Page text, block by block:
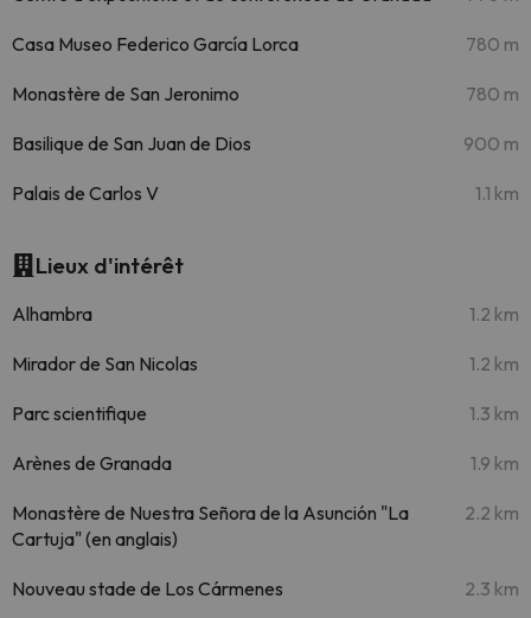
Casa Museo Federico García Lorca 780 m
Monastère de San Jeronimo 780 m
Basilique de San Juan de Dios 900 m
Palais de Carlos V 1.1 km
Lieux d'intérêt
Alhambra 1.2 km
Mirador de San Nicolas 1.2 km
Parc scientifique 1.3 km
Arènes de Granada 1.9 km
Monastère de Nuestra Señora de la Asunción "La
Cartuja" (en anglais)
2.2 km
Nouveau stade de Los Cármenes 2.3 km